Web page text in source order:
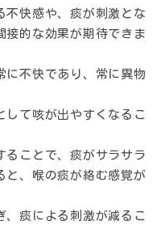
不快感や、痰が刺激とな
接的な効果が期待できま
に不快であり、常に異物
して咳が出やすくなるこ
ることで、痰がサラサラ
と、喉の痰が絡む感覚が
、痰による刺激が減るこ